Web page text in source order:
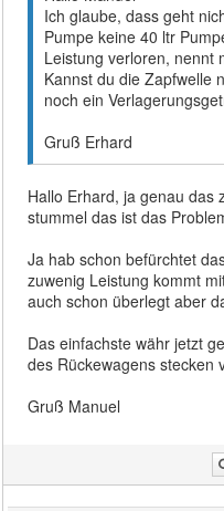
Ich glaube, dass geht
Pumpe keine 40 ltr
Leistung verloren, nennt
Kannst du die Zapfwelle
noch ein
Gruß Erhard
Hallo Erhard, ja genau das
stummel das ist das
Ja hab schon befürchtet
zuwenig Leistung kommt
auch schon überlegt aber
Das einfachste währ jetzt
des Rückewagens stecken
Gruß Manuel